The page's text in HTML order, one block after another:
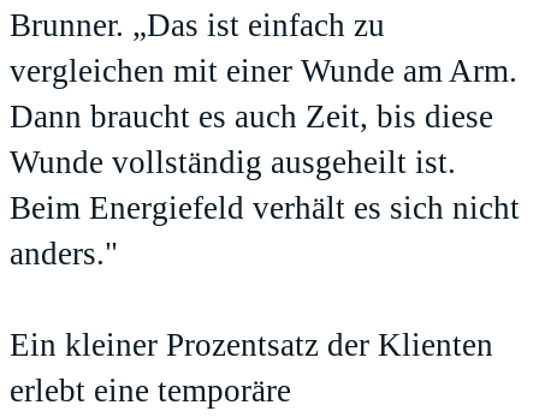
Brunner. „Das ist einfach zu
vergleichen mit einer Wunde am Arm.
Dann braucht es auch Zeit, bis diese
Wunde vollständig ausgeheilt ist.
Beim Energiefeld verhält es sich nicht
anders."
Ein kleiner Prozentsatz der Klienten
erlebt eine temporäre